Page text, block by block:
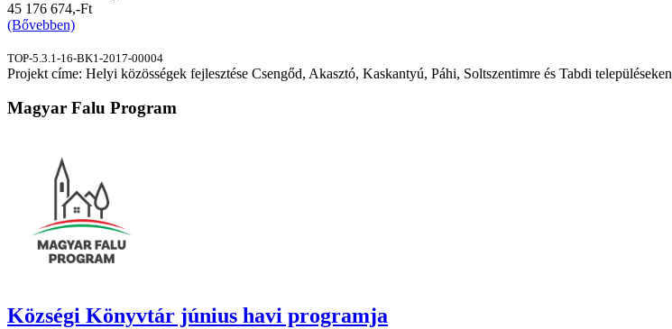
45 176 674,-Ft
(Bővebben)
TOP-5.3.1-16-BK1-2017-00004
Projekt címe: Helyi közösségek fejlesztése Csengőd, Akasztó, Kaskantyú, Páhi, Soltszentimre és Tabdi településeken
Magyar Falu Program
Községi Könyvtár június havi programja